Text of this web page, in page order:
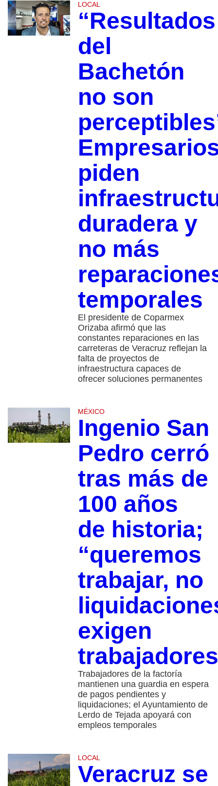
LOCAL
“Resultados
del
Bachetón
no son
piden
duradera y
no más
temporales
El presidente de Coparmex
Orizaba afirmó que las
constantes reparaciones en las
carreteras de Veracruz reflejan la
falta de proyectos de
infraestructura capaces de
ofrecer soluciones permanentes
MÉXICO
Ingenio San
Pedro cerró
tras más de
100 años
de historia;
“queremos
trabajar, no
exigen
trabajadores
Trabajadores de la factoría
mantienen una guardia en espera
de pagos pendientes y
liquidaciones; el Ayuntamiento de
Lerdo de Tejada apoyará con
empleos temporales
LOCAL
Veracruz se